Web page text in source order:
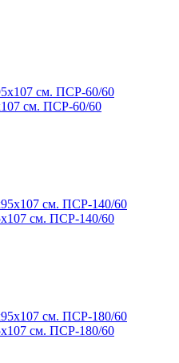
см. ПСР-60/60
см. ПСР-140/60
см. ПСР-180/60